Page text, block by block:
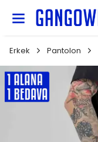
Erkek Pantolon